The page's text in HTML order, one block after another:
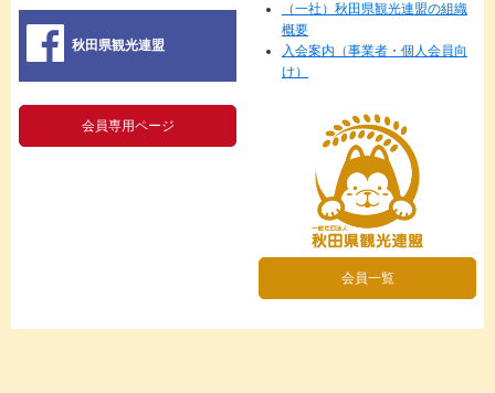
秋田県観光連盟
（一社）秋田県観光連盟の組織
概要
入会案内（事業者・個人会員向
け）
会員専用ページ
会員一覧